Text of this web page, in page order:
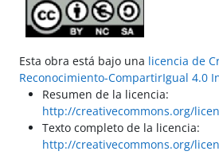
Esta obra está bajo una licencia de
Reconocimiento-CompartirIgual 4.0
Resumen de la licencia:
http://creativecommons.org/
Texto completo de la licencia:
http://creativecommons.org/